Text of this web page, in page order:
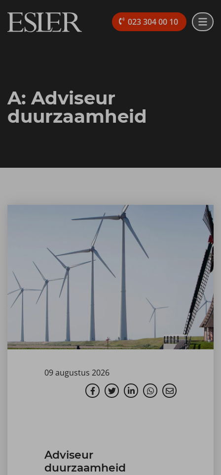
023 304 00 10
A: Adviseur
duurzaamheid
09 augustus 2026
Adviseur
duurzaamheid